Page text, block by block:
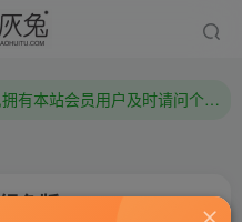
本站已开启QQ微信快速登录 ,拥有本站会员用户及时请问个人中心绑定！
本站已开启QQ微信快速登录 ,拥有本站会员用户及时请问个人中心绑定！
色版